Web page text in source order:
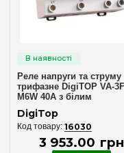
Мережа
3 фази
Підключення
Клемне
Струм котушки
Реле напруги та струму
трифазне DigiTOP VA-
M6W 40А з білим
індикатором
DigiTop
16030
3 953.00 грн